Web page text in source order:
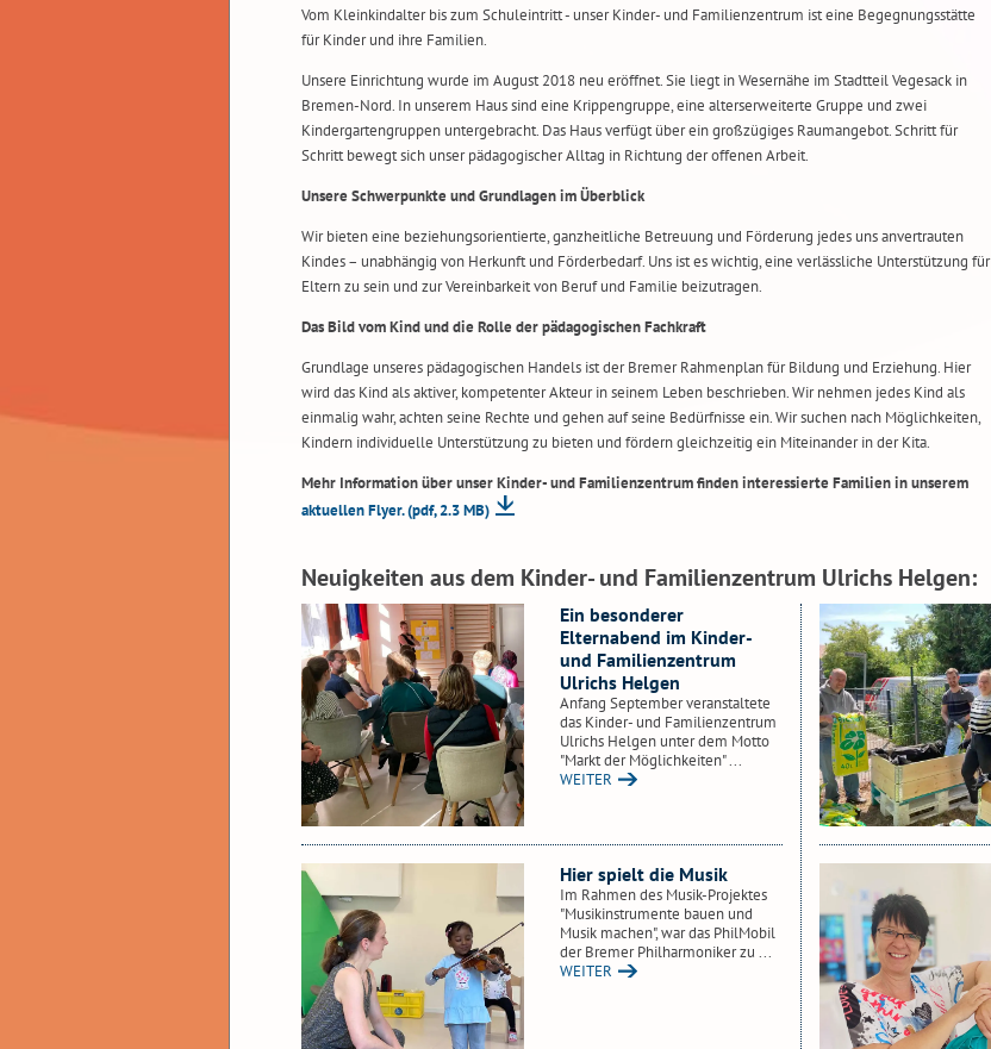
Vom Kleinkindalter bis zum Schuleintritt - unser Kinder- und Familienzentrum ist eine Begegnungsstätte
für Kinder und ihre Familien.
Unsere Einrichtung wurde im August 2018 neu eröffnet. Sie liegt in Wesernähe im Stadtteil Vegesack in
Bremen-Nord. In unserem Haus sind eine Krippengruppe, eine alterserweiterte Gruppe und zwei
Kindergartengruppen untergebracht. Das Haus verfügt über ein großzügiges Raumangebot. Schritt für
Schritt bewegt sich unser pädagogischer Alltag in Richtung der offenen Arbeit.
Unsere Schwerpunkte und Grundlagen im Überblick
Wir bieten eine beziehungsorientierte, ganzheitliche Betreuung und Förderung jedes uns anvertrauten
Kindes – unabhängig von Herkunft und Förderbedarf. Uns ist es wichtig, eine verlässliche Unterstützung für
Eltern zu sein und zur Vereinbarkeit von Beruf und Familie beizutragen.
Das Bild vom Kind und die Rolle der pädagogischen Fachkraft
Grundlage unseres pädagogischen Handels ist der Bremer Rahmenplan für Bildung und Erziehung. Hier
wird das Kind als aktiver, kompetenter Akteur in seinem Leben beschrieben. Wir nehmen jedes Kind als
einmalig wahr, achten seine Rechte und gehen auf seine Bedürfnisse ein. Wir suchen nach Möglichkeiten,
Kindern individuelle Unterstützung zu bieten und fördern gleichzeitig ein Miteinander in der Kita.
Mehr Information über unser Kinder- und Familienzentrum finden interessierte Familien in unserem
aktuellen Flyer.(pdf, 2.3 MB)
Neuigkeiten aus dem Kinder- und Familienzentrum Ulrichs Helgen:
Ein besonderer
Elternabend im Kinder-
und Familienzentrum
Ulrichs Helgen
Anfang September veranstaltete
das Kinder- und Familienzentrum
Ulrichs Helgen unter dem Motto
"Markt der Möglichkeiten" ...
WEITER
Hier spielt die Musik
Im Rahmen des Musik-Projektes
"Musikinstrumente bauen und
Musik machen", war das PhilMobil
der Bremer Philharmoniker zu ...
WEITER